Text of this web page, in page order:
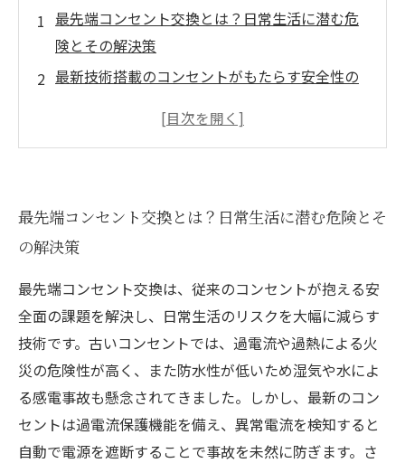
最先端コンセント交換とは？日常生活に潜む危
険とその解決策
最新技術搭載のコンセントがもたらす安全性の
スマート機能搭載コンセントで実現する便利な
のコンセント交換手順
最先端コンセント交換を終えて見えた、安全と
快適の新しいカタチ
電気工事のプロが語る！最先端コンセント交換
で暮らしが変わる理由
未来の暮らしを守る！最先端コンセント交換の
メリットと導入ポイント
最先端コンセント交換とは？日常生活に潜む危険とそ
の解決策
最先端コンセント交換は、従来のコンセントが抱える安
全面の課題を解決し、日常生活のリスクを大幅に減らす
技術です。古いコンセントでは、過電流や過熱による火
災の危険性が高く、また防水性が低いため湿気や水によ
る感電事故も懸念されてきました。しかし、最新のコン
セントは過電流保護機能を備え、異常電流を検知すると
自動で電源を遮断することで事故を未然に防ぎます。さ